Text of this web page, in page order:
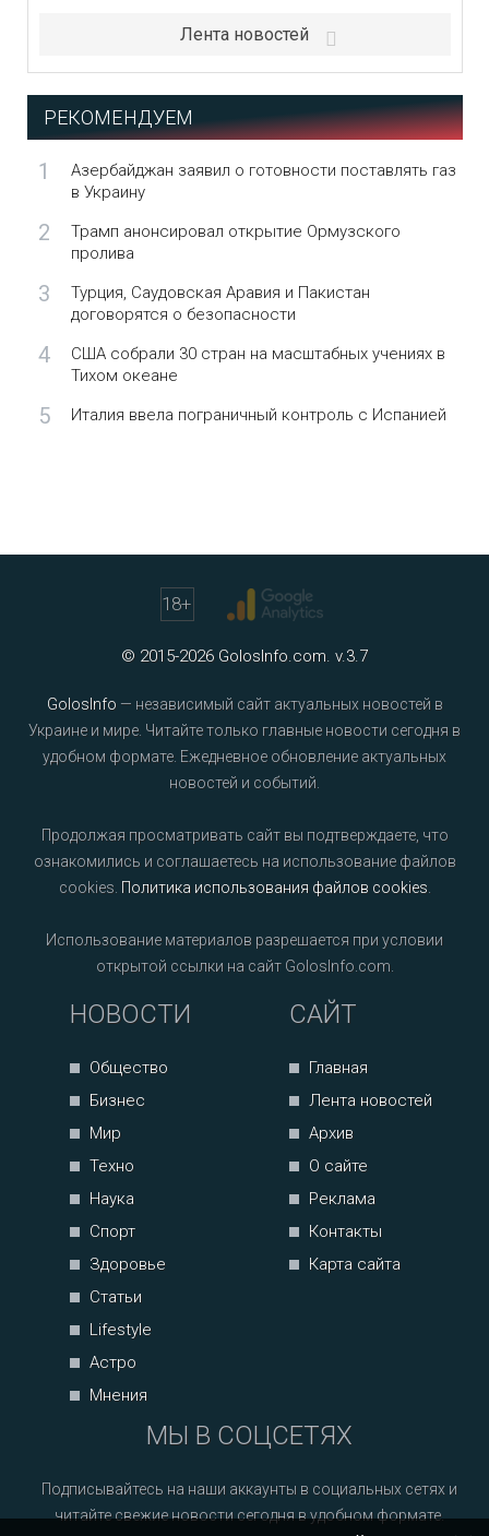
Лента новостей
РЕКОМЕНДУЕМ
1
Азербайджан заявил о готовности поставлять газ
в Украину
2
Трамп анонсировал открытие Ормузского
пролива
3
Турция, Саудовская Аравия и Пакистан
договорятся о безопасности
4
США собрали 30 стран на масштабных учениях в
Тихом океане
5 Италия ввела пограничный контроль с Испанией
18+
© 2015-2026 GolosInfo.com. v.3.7
GolosInfo — независимый сайт актуальных новостей в
Украине и мире. Читайте только главные новости сегодня в
удобном формате. Ежедневное обновление актуальных
новостей и событий.
Продолжая просматривать сайт вы подтверждаете, что
ознакомились и соглашаетесь на использование файлов
cookies. Политика использования файлов cookies
Использование материалов разрешается при условии
открытой ссылки на сайт GolosInfo.com.
НОВОСТИ
Общество
Бизнес
Мир
Техно
Наука
Спорт
Здоровье
Статьи
Lifestyle
Астро
Мнения
САЙТ
Главная
Лента новостей
Архив
О сайте
Реклама
Контакты
Карта сайта
МЫ В СОЦСЕТЯХ
Подписывайтесь на наши аккаунты в социальных сетях и
читайте свежие новости сегодня в удобном формате.